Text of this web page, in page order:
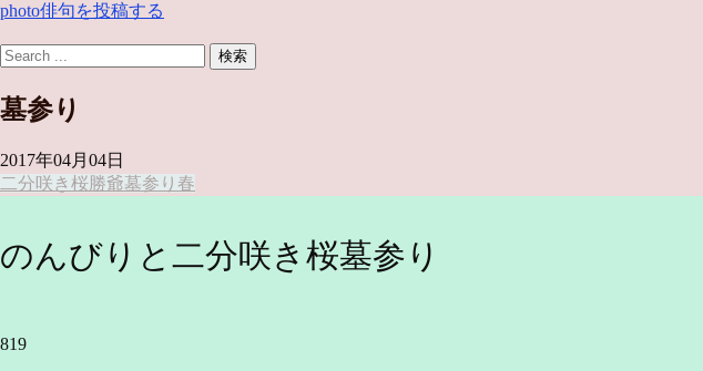
photo俳句を投稿する
墓参り
2017年04月04日
二分咲き桜勝爺墓参り 春
のんびりと二分咲き桜墓参り
819